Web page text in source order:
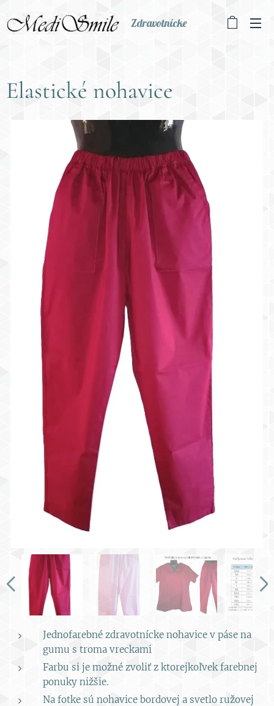
Zdravotnícke
Elastické nohavice
Jednofarebné zdravotnícke nohavice v páse na
gumu s troma vreckami
Farbu si je možné zvoliť z ktorejkoľvek farebnej
ponuky nižšie.
Na fotke sú nohavice bordovej a svetlo ružovej